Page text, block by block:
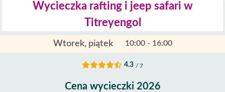
Wycieczka rafting i jeep safari w
Titreyengol
Wtorek, piątek 10:00 - 16:00
4.3 / 7
Cena wycieczki 2026